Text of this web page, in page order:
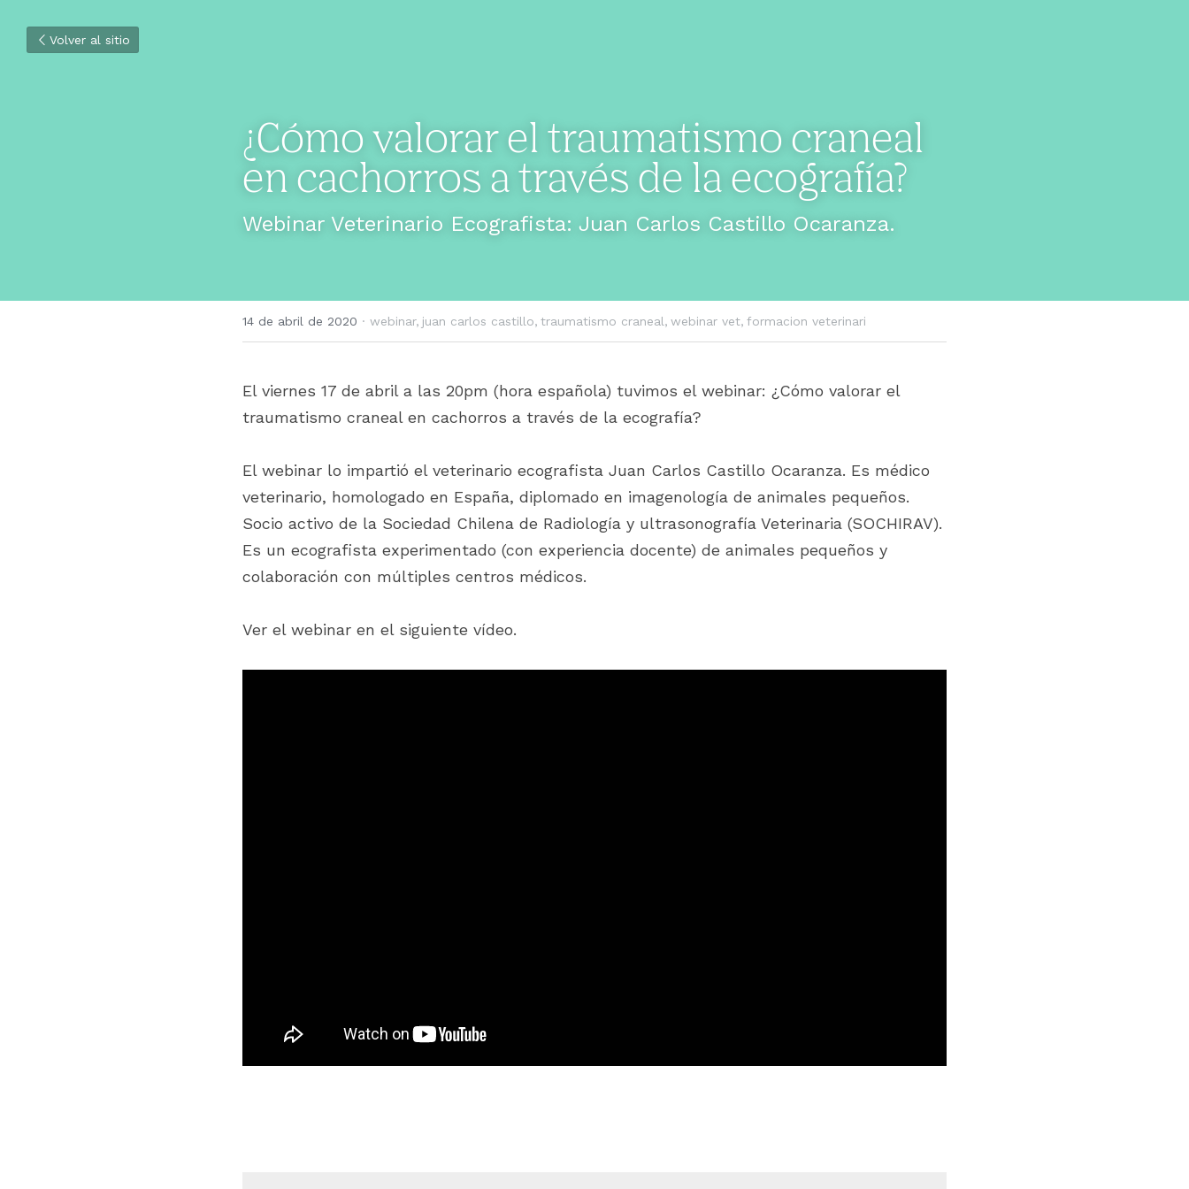
Volver al sitio
¿Cómo valorar el traumatismo craneal
en cachorros a través de la ecografía?
Webinar Veterinario Ecografista: Juan Carlos Castillo Ocaranza.
14 de abril de 2020 · webinar, juan carlos castillo, traumatismo craneal, webinar vet, formacion veterinari
El viernes 17 de abril a las 20pm (hora española) tuvimos el webinar: ¿Cómo valorar el
traumatismo craneal en cachorros a través de la ecografía?
El webinar lo impartió el veterinario ecografista Juan Carlos Castillo Ocaranza. Es médico
veterinario, homologado en España, diplomado en imagenología de animales pequeños.
Socio activo de la Sociedad Chilena de Radiología y ultrasonografía Veterinaria (SOCHIRAV).
Es un ecografista experimentado (con experiencia docente) de animales pequeños y
colaboración con múltiples centros médicos.
Ver el webinar en el siguiente vídeo.